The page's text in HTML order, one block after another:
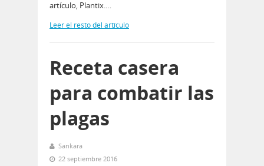
artículo, Plantix.…
Leer el resto del artículo
Receta casera
para combatir las
plagas
Sankara
22 septiembre 2016